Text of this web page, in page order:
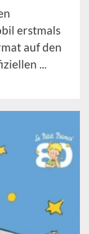
erstmals
auf den
...